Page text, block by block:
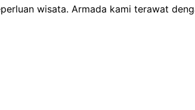
wisata. Armada kami terawat